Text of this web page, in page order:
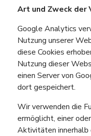
Art und Zweck der
Google Analytics
Nutzung unserer
diese Cookies
Nutzung dieser
einen Server von
dort gespeichert.
Wir verwenden die
ermöglicht, einer
Aktivitäten innerhalb